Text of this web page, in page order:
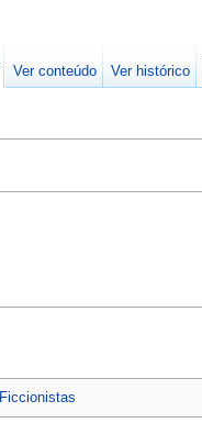
Ficcionistas
Ver conteúdo Ver histórico